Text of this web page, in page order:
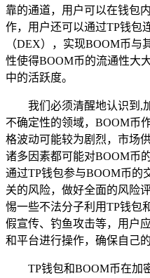
靠的通道，用户可以在钱包
作，用户还可以通过TP钱包
（DEX），实现BOOM币
性使得BOOM币的流通性大
中的活跃度。
我们必须清醒地认识到,
不确定性的领域，BOOM币
格波动可能较为剧烈，市场
诸多因素都可能对BOOM币
通过TP钱包参与BOOM币的
关的风险，做好全面的风险
惕一些不法分子利用TP钱包
假宣传、钓鱼攻击等，用户
和平台进行操作，确保自己
TP钱包和BOOM币在加